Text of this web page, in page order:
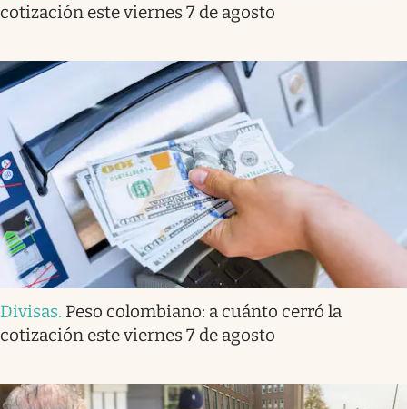
cotización este viernes 7 de agosto
Divisas. Peso colombiano: a cuánto cerró la
cotización este viernes 7 de agosto